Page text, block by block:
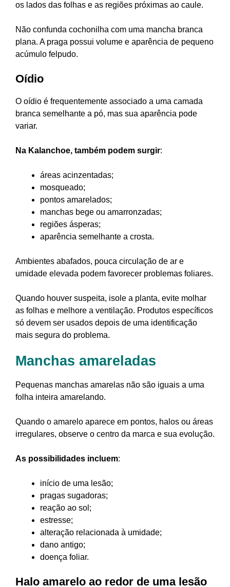
os lados das folhas e as regiões próximas ao caule.
Não confunda cochonilha com uma mancha branca
plana. A praga possui volume e aparência de pequeno
acúmulo felpudo.
Oídio
O oídio é frequentemente associado a uma camada
branca semelhante a pó, mas sua aparência pode
variar.
Na Kalanchoe, também podem surgir:
áreas acinzentadas;
mosqueado;
pontos amarelados;
manchas bege ou amarronzadas;
regiões ásperas;
aparência semelhante a crosta.
Ambientes abafados, pouca circulação de ar e
umidade elevada podem favorecer problemas foliares.
Quando houver suspeita, isole a planta, evite molhar
as folhas e melhore a ventilação. Produtos específicos
só devem ser usados depois de uma identificação
mais segura do problema.
Manchas amareladas
Pequenas manchas amarelas não são iguais a uma
folha inteira amarelando.
Quando o amarelo aparece em pontos, halos ou áreas
irregulares, observe o centro da marca e sua evolução.
As possibilidades incluem:
início de uma lesão;
pragas sugadoras;
reação ao sol;
estresse;
alteração relacionada à umidade;
dano antigo;
doença foliar.
Halo amarelo ao redor de uma lesão